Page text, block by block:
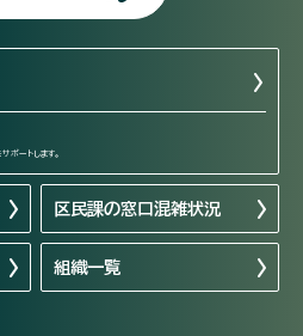
ポートします。
区民課の窓口混雑状況
組織一覧